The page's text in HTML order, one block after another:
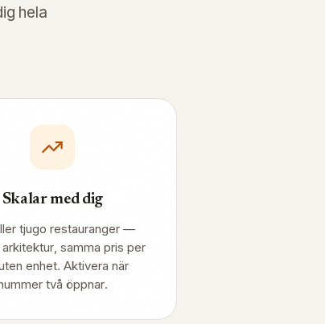
hela
Skalar med dig
tjugo restauranger —
samma pris per
enhet. Aktivera när
två öppnar.